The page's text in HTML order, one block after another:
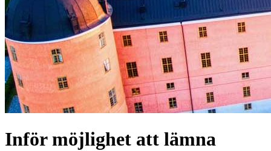
Inför möjlighet att lämna